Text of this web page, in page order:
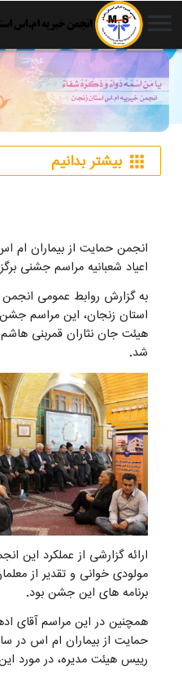
menu
apps بیشتر بدانیم
انجمن حمایت از بیماران ام
اعیاد شعبانیه مراسم جشنی
به گزارش روابط عمومی
استان زنجان، این مراسم
هیئت جان نثاران قمربنی
شد.
ارائه گزارشی از عملکرد این
مولودی خوانی و تقدیر از
برنامه های این جشن بود.
همچنین در این مراسم آقای
حمایت از بیماران ام اس در
رییس هیئت مدیره، در مورد